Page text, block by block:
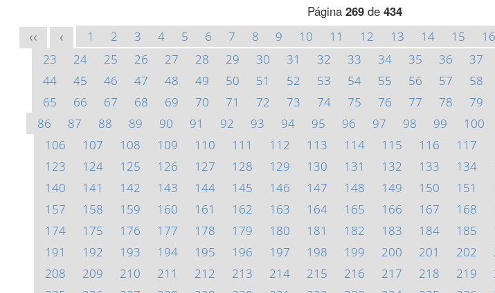
Página 269de 434
<< < 1 2 3 4 5 6 7 8 9 10 11 12 13 14 15 16
23
24 25 26 27 28 29 30 31 32 33 34 35 36 37
44
45 46 47 48 49 50 51 52 53 54 55 56 57 58
65
66 67 68 69 70 71 72 73 74 75 76 77 78 79
86
87 88 89 90 91 92 93 94 95 96 97 98 99 100
106
107 108 109 110 111 112 113 114 115 116 117
123
124 125 126 127 128 129 130 131 132 133 134
140
141 142 143 144 145 146 147 148 149 150 151
157
158 159 160 161 162 163 164 165 166 167 168
174
175 176 177 178 179 180 181 182 183 184 185
191
192 193 194 195 196 197 198 199 200 201 202
208
209 210 211 212 213 214 215 216 217 218 219